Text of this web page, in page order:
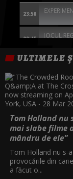
23:50
00:45 JOCUL
GREU DE
04:30 EXCEPTIA
ULTIMELE
Tom Holland nu
mai slabe filme
mândru de ele”
Tom Holland nu s-
provocările din
a făcut o...